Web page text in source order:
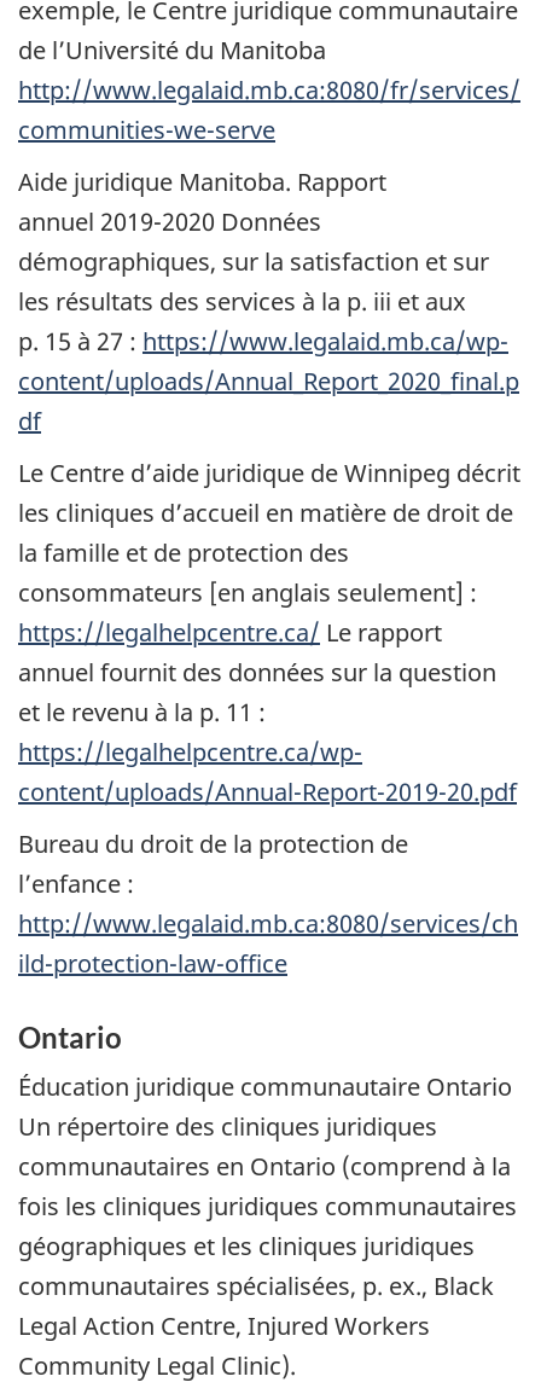
exemple, le Centre juridique communautaire
de l’Université du Manitoba
http://www.legalaid.mb.ca:8080/fr/services/
communities-we-serve
Aide juridique Manitoba. Rapport
annuel 2019-2020 Données
démographiques, sur la satisfaction et sur
les résultats des services à la p. iii et aux
p. 15 à 27 : https://www.legalaid.mb.ca/wp-
content/uploads/Annual_Report_2020_final.p
df
Le Centre d’aide juridique de Winnipeg décrit
les cliniques d’accueil en matière de droit de
la famille et de protection des
consommateurs [en anglais seulement] :
https://legalhelpcentre.ca/ Le rapport
annuel fournit des données sur la question
et le revenu à la p. 11 :
https://legalhelpcentre.ca/wp-
content/uploads/Annual-Report-2019-20.pdf
Bureau du droit de la protection de
l’enfance :
http://www.legalaid.mb.ca:8080/services/ch
ild-protection-law-office
Ontario
Éducation juridique communautaire Ontario
Un répertoire des cliniques juridiques
communautaires en Ontario (comprend à la
fois les cliniques juridiques communautaires
géographiques et les cliniques juridiques
communautaires spécialisées, p. ex., Black
Legal Action Centre, Injured Workers
Community Legal Clinic).